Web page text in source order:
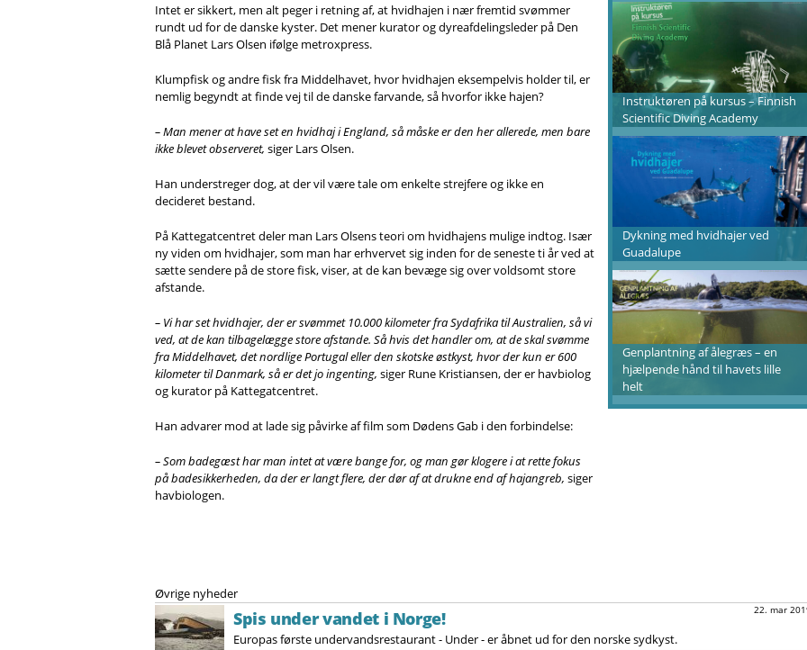
Intet er sikkert, men alt peger i retning af, at hvidhajen i nær fremtid svømmer
rundt ud for de danske kyster. Det mener kurator og dyreafdelingsleder på Den
Blå Planet Lars Olsen ifølge metroxpress.
Klumpfisk og andre fisk fra Middelhavet, hvor hvidhajen eksempelvis holder til, er
nemlig begyndt at finde vej til de danske farvande, så hvorfor ikke hajen?
– Man mener at have set en hvidhaj i England, så måske er den her allerede, men bare
ikke blevet observeret, siger Lars Olsen.
Han understreger dog, at der vil være tale om enkelte strejfere og ikke en
decideret bestand.
På Kattegatcentret deler man Lars Olsens teori om hvidhajens mulige indtog. Især
ny viden om hvidhajer, som man har erhvervet sig inden for de seneste ti år ved at
sætte sendere på de store fisk, viser, at de kan bevæge sig over voldsomt store
afstande.
– Vi har set hvidhajer, der er svømmet 10.000 kilometer fra Sydafrika til Australien, så vi
ved, at de kan tilbagelægge store afstande. Så hvis det handler om, at de skal svømme
fra Middelhavet, det nordlige Portugal eller den skotske østkyst, hvor der kun er 600
kilometer til Danmark, så er det jo ingenting, siger Rune Kristiansen, der er havbiolog
og kurator på Kattegatcentret.
Han advarer mod at lade sig påvirke af film som Dødens Gab i den forbindelse:
– Som badegæst har man intet at være bange for, og man gør klogere i at rette fokus
på badesikkerheden, da der er langt flere, der dør af at drukne end af hajangreb, siger
havbiologen.
Instruktøren på kursus – Finnish
Scientific Diving Academy
Dykning med hvidhajer ved
Guadalupe
Genplantning af ålegræs – en
hjælpende hånd til havets lille
helt
Øvrige nyheder
22. mar
Spis under vandet i Norge!
Europas første undervandsrestaurant - Under - er åbnet ud for den norske sydkyst.